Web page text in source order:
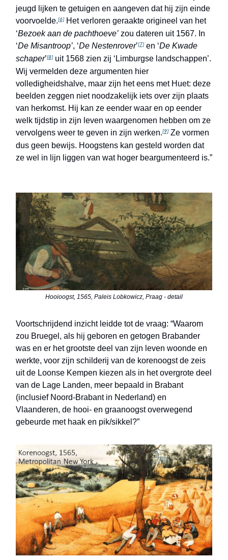
jeugd lijken te getuigen en aangeven dat hij zijn einde
voorvoelde.[6] Het verloren geraakte origineel van het
‘Bezoek aan de pachthoeve’ zou dateren uit 1567. In
‘De Misantroop’, ‘De Nestenrover’[7] en ‘De Kwade
schaper’[8] uit 1568 zien zij ‘Limburgse landschappen’.
Wij vermelden deze argumenten hier
volledigheidshalve, maar zijn het eens met Huet: deze
beelden zeggen niet noodzakelijk iets over zijn plaats
van herkomst. Hij kan ze eender waar en op eender
welk tijdstip in zijn leven waargenomen hebben om ze
vervolgens weer te geven in zijn werken.[9] Ze vormen
dus geen bewijs. Hoogstens kan gesteld worden dat
ze wel in lijn liggen van wat hoger beargumenteerd is.”
Hooioogst, 1565, Paleis Lobkowicz, Praag - detail
Voortschrijdend inzicht leidde tot de vraag: “Waarom
zou Bruegel, als hij geboren en getogen Brabander
was en er het grootste deel van zijn leven woonde en
werkte, voor zijn schilderij van de korenoogst de zeis
uit de Loonse Kempen kiezen als in het overgrote deel
van de Lage Landen, meer bepaald in Brabant
(inclusief Noord-Brabant in Nederland) en
Vlaanderen, de hooi- en graanoogst overwegend
gebeurde met haak en pik/sikkel?”